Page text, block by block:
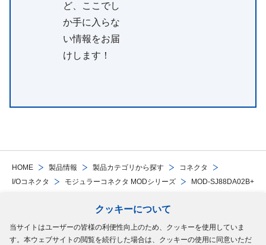
クッキーについて
当サイトはユーザーの皆様の利便性向上のため、クッキーを使用していま
す。本ウェブサイトの閲覧を続行した場合は、クッキーの使用に同意いただ
HOME 製品情報 製品カテゴリから探す
コネクタ
I/Oコネクタ
モジュラーコネクタ MODシリーズ MOD-SJ88DA02B+
ど、ここでし
か手に入らな
い情報をお届
けします！